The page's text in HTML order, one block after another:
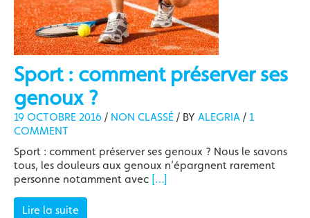
Sport : comment préserver ses
genoux ?
19 OCTOBRE 2016 / NON CLASSÉ / BY ALEGRIA / 1
COMMENT
Sport : comment préserver ses genoux ? Nous le savons
tous, les douleurs aux genoux n’épargnent rarement
personne notamment avec […]
Lire la suite